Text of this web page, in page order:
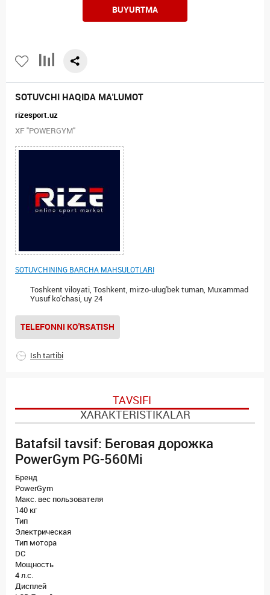
BUYURTMA
SOTUVCHI HAQIDA MA'LUMOT
rizesport.uz
XF "POWERGYM"
SOTUVCHINING BARCHA MAHSULOTLARI
Toshkent viloyati, Toshkent, mirzo-ulug'bek tuman, Muxammad
Yusuf ko'chasi, uy 24
TELEFONNI KO'RSATISH
Ish tartibi
TAVSIFI
XARAKTERISTIKALAR
Batafsil tavsif: Беговая дорожка
PowerGym PG-560Mi
Бренд
PowerGym
Макс. вес пользователя
140 кг
Тип
Электрическая
Тип мотора
DC
Мощность
4 л.с.
Дисплей